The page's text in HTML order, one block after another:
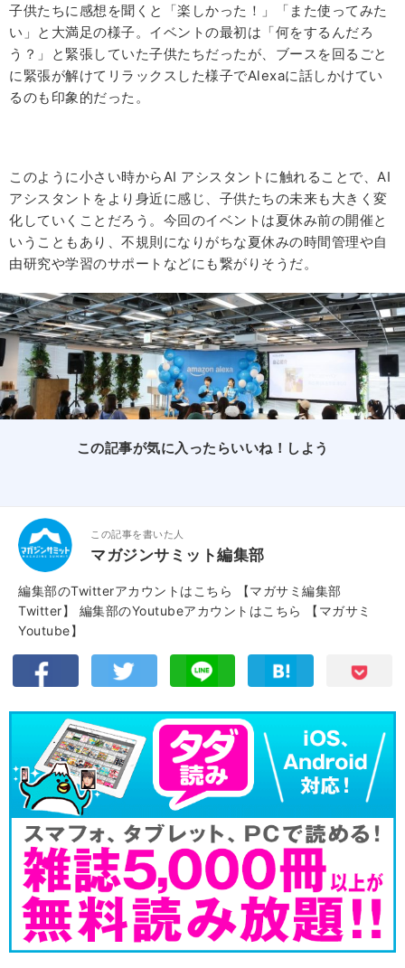
子供たちに感想を聞くと「楽しかった！」「また使ってみた
い」と大満足の様子。イベントの最初は「何をするんだろ
う？」と緊張していた子供たちだったが、ブースを回るごと
に緊張が解けてリラックスした様子でAlexaに話しかけてい
るのも印象的だった。
このように小さい時からAI アシスタントに触れることで、AI
アシスタントをより身近に感じ、子供たちの未来も大きく変
化していくことだろう。今回のイベントは夏休み前の開催と
いうこともあり、不規則になりがちな夏休みの時間管理や自
由研究や学習のサポートなどにも繋がりそうだ。
この記事が気に入ったらいいね！しよう
この記事を書いた人
マガジンサミット編集部
編集部のTwitterアカウントはこちら
【マガサミ編集部
Twitter】
編集部のYoutubeアカウントはこちら
【マガサミ
Youtube】